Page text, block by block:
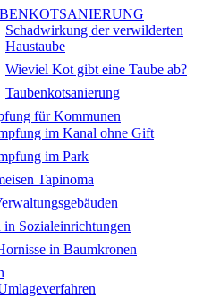
Schadwirkung der verwilderten
Haustaube
Wieviel Kot gibt eine Taube ab?
Taubenkotsanierung
für Kommunen
im Kanal ohne Gift
im Park
Tapinoma
in Sozialeinrichtungen
in Baumkronen